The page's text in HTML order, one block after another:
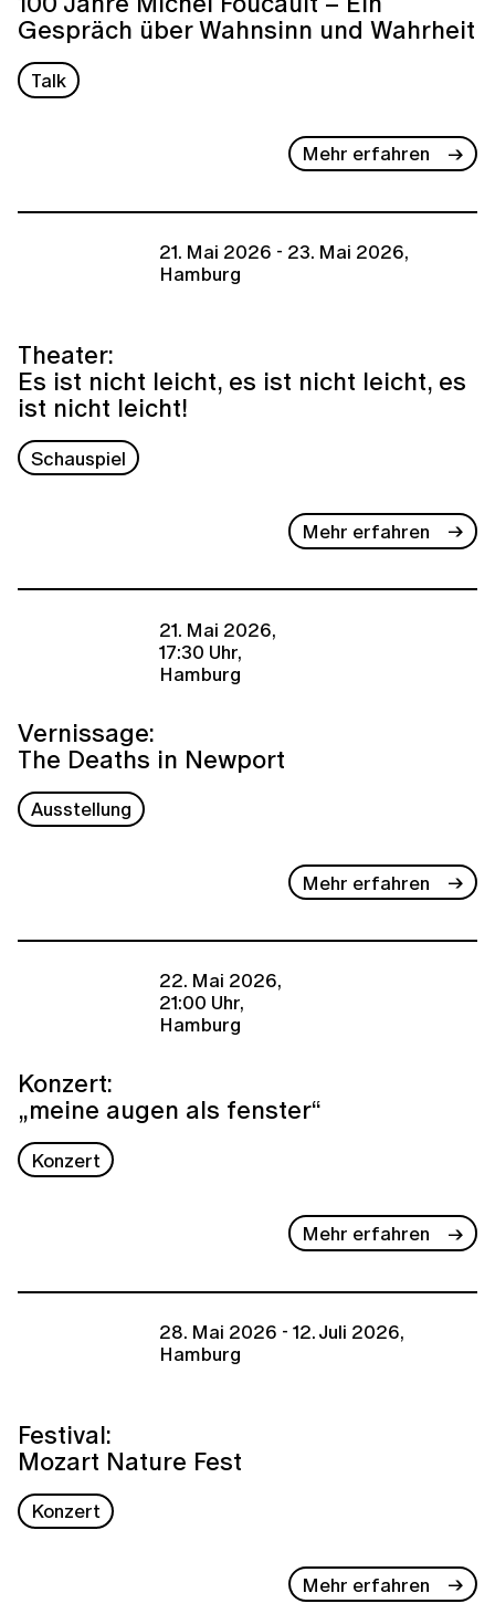
Gespräch über Wahnsinn und Wahrheit
Talk
Mehr erfahren
21. Mai 2026 - 23. Mai 2026,
Hamburg
Theater:
Es ist nicht leicht, es ist nicht leicht, es
ist nicht leicht!
Schauspiel
Mehr erfahren
21. Mai 2026,
17:30 Uhr,
Hamburg
Vernissage:
The Deaths in Newport
Ausstellung
Mehr erfahren
22. Mai 2026,
21:00 Uhr,
Hamburg
Konzert:
„meine augen als fenster“
Konzert
Mehr erfahren
28. Mai 2026 - 12. Juli 2026,
Hamburg
Festival:
Mozart Nature Fest
Konzert
Mehr erfahren